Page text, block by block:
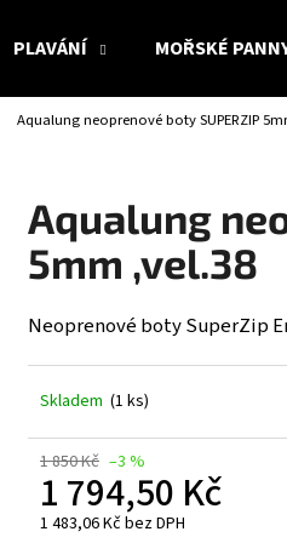
PLAVÁNÍ MOŘSKÉ
Aqualung neoprenové boty SUPERZIP
Aqualung
5mm ,vel.38
Neoprenové boty SuperZip
Skladem (1 ks)
1 850 Kč –3 %
1 794,50 Kč
1 483,06 Kč bez DPH
HLEDAT